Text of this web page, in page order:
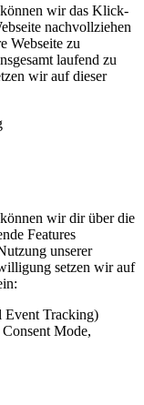
wir das Klick-
nachvollziehen
Webseite zu
laufend zu
wir auf dieser
wir dir über die
Features
unserer
setzen wir auf
Event Tracking)
Mode,